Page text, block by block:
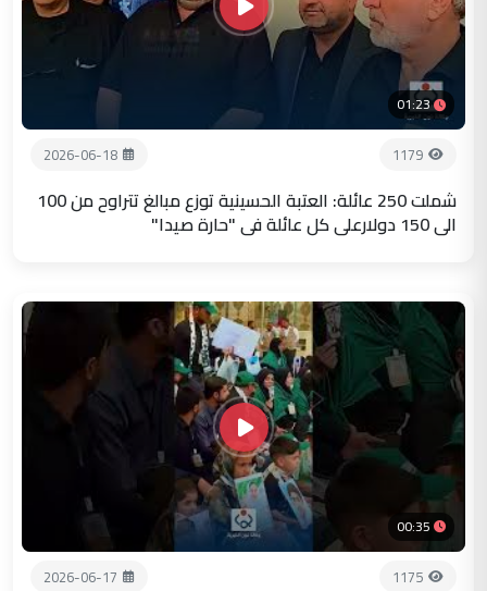
01:23
1179
2026-06-18
شملت 250 عائلة: العتبة الحسينية توزع مبالغ تتراوح من 100
الى 150 دولارعلى كل عائلة في "حارة صيدا"
00:35
1175
2026-06-17